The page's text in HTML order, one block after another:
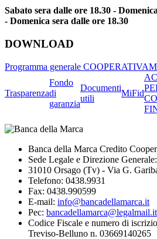
Sabato sera dalle ore 18.30 -
- Domenica sera dalle ore 18.30
DOWNLOAD
Programma generale
Trasparenza
Fondo
di
garanzia
Documenti
utili
MiFid
Banca della Marca Credito
Sede Legale e Direzione Generale:
31010 Orsago (Tv) - Via G.
Telefono: 0438.9931
Fax: 0438.990599
E-mail: info@bancadellamarca.it
Pec: bancadellamarca@legalmail.it
Codice Fiscale e numero di
Treviso-Belluno n. 03669140265